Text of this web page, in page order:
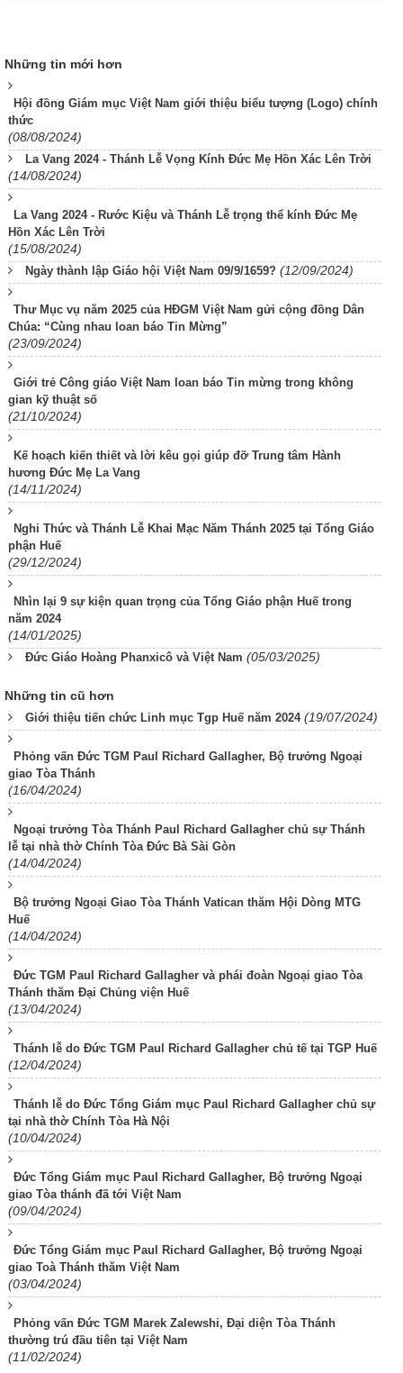
Những tin mới hơn
Hội đồng Giám mục Việt Nam giới thiệu biểu tượng (Logo) chính
thức
(08/08/2024)
La Vang 2024 - Thánh Lễ Vọng Kính Đức Mẹ Hồn Xác Lên Trời
(14/08/2024)
La Vang 2024 - Rước Kiệu và Thánh Lễ trọng thể kính Đức Mẹ
Hồn Xác Lên Trời
(15/08/2024)
Ngày thành lập Giáo hội Việt Nam 09/9/1659? (12/09/2024)
Thư Mục vụ năm 2025 của HĐGM Việt Nam gửi cộng đồng Dân
Chúa: “Cùng nhau loan báo Tin Mừng”
(23/09/2024)
Giới trẻ Công giáo Việt Nam loan báo Tin mừng trong không
gian kỹ thuật số
(21/10/2024)
Kế hoạch kiến thiết và lời kêu gọi giúp đỡ Trung tâm Hành
hương Đức Mẹ La Vang
(14/11/2024)
Nghi Thức và Thánh Lễ Khai Mạc Năm Thánh 2025 tại Tổng Giáo
phận Huế
(29/12/2024)
Nhìn lại 9 sự kiện quan trọng của Tổng Giáo phận Huế trong
năm 2024
(14/01/2025)
Đức Giáo Hoàng Phanxicô và Việt Nam (05/03/2025)
Những tin cũ hơn
Giới thiệu tiến chức Linh mục Tgp Huế năm 2024 (19/07/2024)
Phỏng vấn Đức TGM Paul Richard Gallagher, Bộ trưởng Ngoại
giao Tòa Thánh
(16/04/2024)
Ngoại trưởng Tòa Thánh Paul Richard Gallagher chủ sự Thánh
lễ tại nhà thờ Chính Tòa Đức Bà Sài Gòn
(14/04/2024)
Bộ trưởng Ngoại Giao Tòa Thánh Vatican thăm Hội Dòng MTG
Huế
(14/04/2024)
Đức TGM Paul Richard Gallagher và phái đoàn Ngoại giao Tòa
Thánh thăm Đại Chủng viện Huế
(13/04/2024)
Thánh lễ do Đức TGM Paul Richard Gallagher chủ tế tại TGP Huế
(12/04/2024)
Thánh lễ do Đức Tổng Giám mục Paul Richard Gallagher chủ sự
tại nhà thờ Chính Tòa Hà Nội
(10/04/2024)
Đức Tổng Giám mục Paul Richard Gallagher, Bộ trưởng Ngoại
giao Tòa thánh đã tới Việt Nam
(09/04/2024)
Đức Tổng Giám mục Paul Richard Gallagher, Bộ trưởng Ngoại
giao Toà Thánh thăm Việt Nam
(03/04/2024)
Phỏng vấn Đức TGM Marek Zalewshi, Đại diện Tòa Thánh
thường trú đầu tiên tại Việt Nam
(11/02/2024)